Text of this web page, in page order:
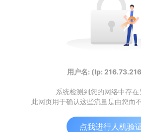
用户名: (Ip:
系统检测到您的网络中存
此网页用于确认这些流量是由您而
点我进行人机验